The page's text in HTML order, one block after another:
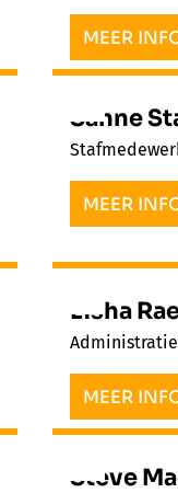
MEER
Sanne
MEER
Lisha
MEER
Steve